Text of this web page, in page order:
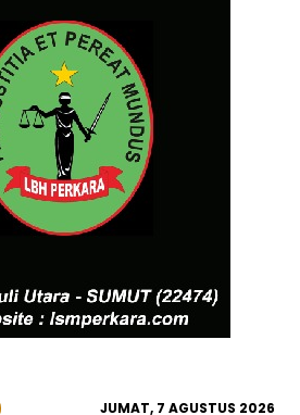
JUMAT, 7 AGUSTUS 2026